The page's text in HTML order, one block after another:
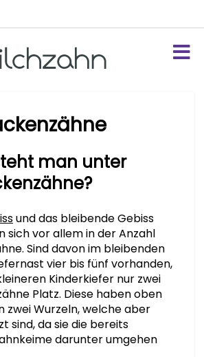
man unter
und das bleibende Gebiss
sich vor allem in der Anzahl
Sind davon im bleibenden
vier bis fünf vorhanden,
Kinderkiefer nur zwei
Platz. Diese haben oben
zwei Wurzeln, welche aber
sind, da sie die bereits
darunter umgehen